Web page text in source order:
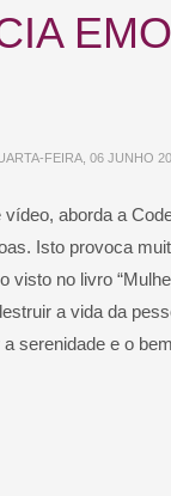
FEIRA, 06 JUNHO
aborda a
Isto provoca
visto no livro
a vida da
serenidade e o